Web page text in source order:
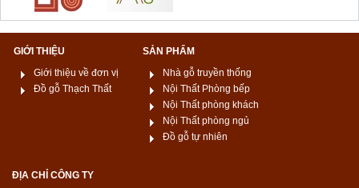
GIỚI THIỆU
Giới thiệu về đơn vị
Đồ gỗ Thạch Thất
SẢN PHẨM
Nhà gỗ truyền thống
Nội Thất Phòng bếp
Nội Thất phòng khách
Nội Thất phòng ngủ
Đồ gỗ tự nhiên
ĐỊA CHỈ CÔNG TY